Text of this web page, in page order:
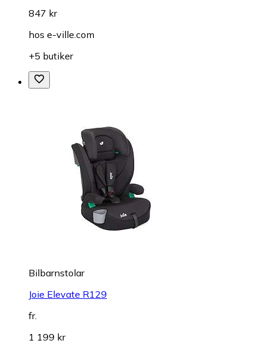
847 kr
hos e-ville.com
+5 butiker
Bilbarnstolar
Joie Elevate R129
fr.
1 199 kr